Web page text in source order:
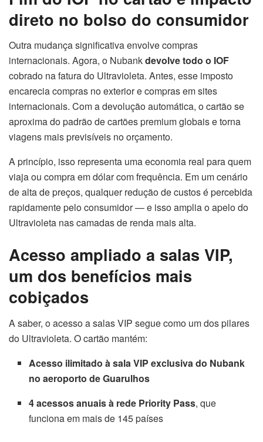
direto no bolso do consumidor
Outra mudança significativa envolve compras
internacionais. Agora, o Nubankdevolve todo o IOF
cobrado na fatura do Ultravioleta. Antes, esse imposto
encarecia compras no exterior e compras em sites
internacionais. Com a devolução automática, o cartão se
aproxima do padrão de cartões premium globais e torna
viagens mais previsíveis no orçamento.
A princípio, isso representa uma economia real para quem
viaja ou compra em dólar com frequência. Em um cenário
de alta de preços, qualquer redução de custos é percebida
rapidamente pelo consumidor — e isso amplia o apelo do
Ultravioleta nas camadas de renda mais alta.
Acesso ampliado a salas VIP,
um dos benefícios mais
cobiçados
A saber, o acesso a salas VIP segue como um dos pilares
do Ultravioleta. O cartão mantém:
Acesso ilimitado à sala VIP exclusiva do Nubank
no aeroporto de Guarulhos
4 acessos anuais à rede Priority Pass, que
funciona em mais de 145 países